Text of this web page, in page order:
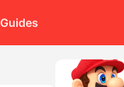
Guides